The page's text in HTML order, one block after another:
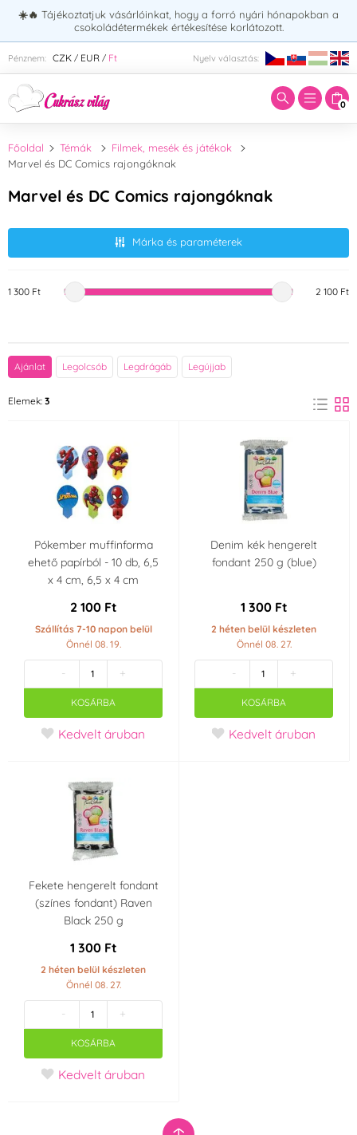
☀️🔥 Tájékoztatjuk vásárlóinkat, hogy a forró nyári hónapokban a
csokoládétermékek értékesítése korlátozott.
Pénznem: CZK / EUR / Ft Nyelv választás:
0
Adja meg a keresett kifejezést:
Főoldal Témák
Filmek, mesék és játékok
Marvel és DC Comics rajongóknak
Marvel és DC Comics rajongóknak
Márka és paraméterek
Márka
Fekete (1) Kék (1)
Gyártó kijelentetés
Gluténmentes termék
- gluténmentes
(Gluten free) (2)
Laktózmentes
(Lactose free)
(1)
Alkalmas
vegetáriánusok
számára (2)
Kóser (kosher) (1)
Party témája
Spiderman
Hollandia
1 300 Ft 2 100 Ft
Ajánlat Legolcsób Legdrágáb Legújjab
Elemek: 3
Pókember muffinforma
ehető papírból - 10 db, 6,5
x 4 cm, 6,5 x 4 cm
2 100 Ft
Szállítás 7-10 napon belül
Önnél 08. 19.
- +
KOSÁRBA
Kedvelt áruban
Denim kék hengerelt
fondant 250 g (blue)
1 300 Ft
2 héten belül készleten
Önnél 08. 27.
- +
KOSÁRBA
Kedvelt áruban
Fekete hengerelt fondant
(színes fondant) Raven
Black 250 g
1 300 Ft
2 héten belül készleten
Önnél 08. 27.
- +
KOSÁRBA
Kedvelt áruban